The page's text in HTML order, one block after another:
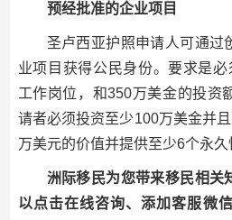
预经批准的企业项目
圣卢西亚护照申请人可通过
业项目获得公民身份。要求是
工作岗位，和350万美金的投资
请者必须投资至少100万美金并
万美元的价值并提供至少6个永久
洲际移民为您带来移民相关
以点击在线咨询、添加客服微